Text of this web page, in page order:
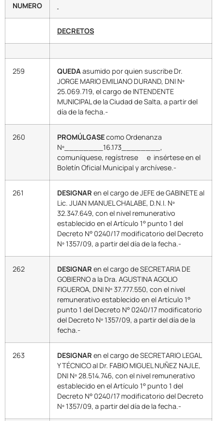
NUMERO
DECRETOS
259 QUEDAasumido por quien suscribe Dr.
JORGE MARIO EMILIANO DURAND, DNI Nº
25.069.719, el cargo de INTENDENTE
MUNICIPAL de la Ciudad de Salta, a partir del
día de la fecha.-
260 PROMÚLGASEcomo Ordenanza
Nº________16.173________,
comuníquese, regístrese e insértese en el
Boletín Oficial Municipal y archívese.-
261 DESIGNAR en el cargo de JEFE de GABINETE al
Lic. JUAN MANUEL CHALABE, D.N.I. Nº
32.347.649, con el nivel remunerativo
establecido en el Artículo 1° punto 1 del
Decreto N° 0240/17 modificatorio del Decreto
Nº 1357/09, a partir del día de la fecha.-
262 DESIGNAR en el cargo de SECRETARIA DE
GOBIERNO a la Dra. AGUSTINA AGOLIO
FIGUEROA, DNI Nº 37.777.550, con el nivel
remunerativo establecido en el Artículo 1°
punto 1 del Decreto N° 0240/17 modificatorio
del Decreto Nº 1357/09, a partir del día de la
fecha.-
263 DESIGNAR en el cargo de SECRETARIO LEGAL
Y TÉCNICO al Dr. FABIO MIGUEL NUÑEZ NAJLE,
DNI Nº 28.514.746, con el nivel remunerativo
establecido en el Artículo 1° punto 1 del
Decreto N° 0240/17 modificatorio del Decreto
Nº 1357/09, a partir del día de la fecha.-